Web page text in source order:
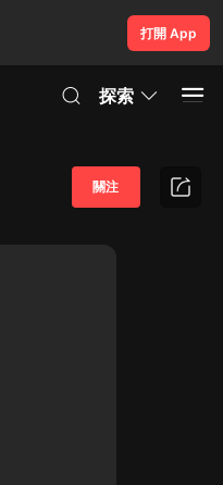
打開 App
探索
關注